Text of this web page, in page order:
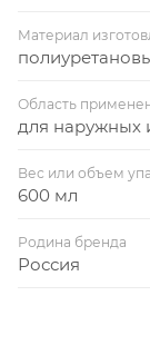
Материал
Область
для наружных
Вес или объем
600 мл
Родина бренда
Россия